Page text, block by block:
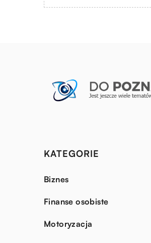
KATEGORIE
Biznes
Finanse osobiste
Motoryzacja